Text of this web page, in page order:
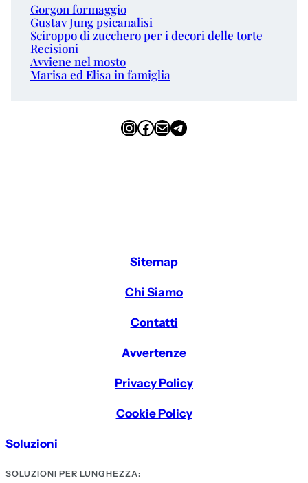
Gorgon formaggio
Gustav Jung psicanalisi
Sciroppo di zucchero per i decori delle torte
Recisioni
Avviene nel mosto
Marisa ed Elisa in famiglia
InstagramFacebook Email Telegram
Sitemap
Chi Siamo
Contatti
Avvertenze
Privacy Policy
Cookie Policy
Soluzioni
SOLUZIONI PER LUNGHEZZA: